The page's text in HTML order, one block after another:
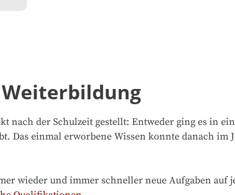
der Schulzeit gestellt: Entweder ging es in
Das einmal erworbene Wissen konnte danach im
wieder und immer schneller neue Aufgaben auf